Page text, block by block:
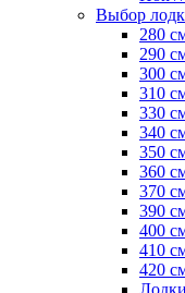
Выбор
280
290
300
310
330
340
350
360
370
390
400
410
420